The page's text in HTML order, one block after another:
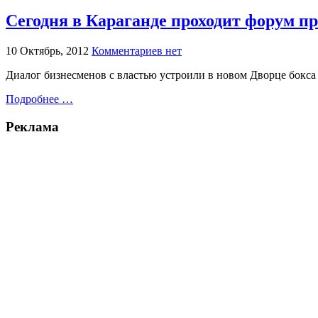
Сегодня в Караганде проходит форум
10 Октябрь, 2012 Комментариев нет
Диалог бизнесменов с властью устроили в новом Дворце бокса
Подробнее …
Реклама